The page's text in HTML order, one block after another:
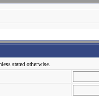
stated otherwise.